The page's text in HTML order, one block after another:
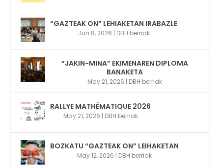
“GAZTEAK ON” LEHIAKETAN IRABAZLE
Jun 8, 2026 | DBH berriak
“JAKIN-MINA” EKIMENAREN DIPLOMA
BANAKETA
May 21, 2026 | DBH berriak
RALLYE MATHÉMATIQUE 2026
May 21, 2026 | DBH berriak
BOZKATU “GAZTEAK ON” LEIHAKETAN
May 12, 2026 | DBH berriak